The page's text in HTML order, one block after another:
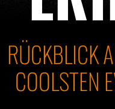
RÜCKBLICK
COOLSTEN